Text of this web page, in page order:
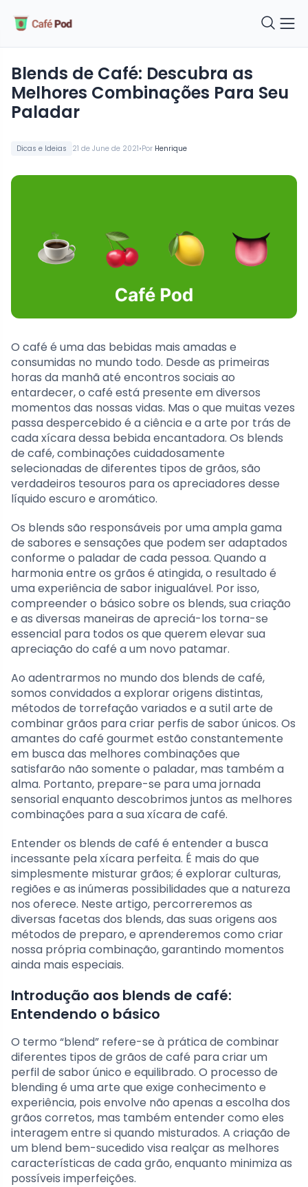
Dicas e Ideias 21 de June de 2021•Por Henrique
Blends de Café: Descubra as
Melhores Combinações Para Seu
Paladar
O café é uma das bebidas mais amadas e
consumidas no mundo todo. Desde as primeiras
horas da manhã até encontros sociais ao
entardecer, o café está presente em diversos
momentos das nossas vidas. Mas o que muitas vezes
passa despercebido é a ciência e a arte por trás de
cada xícara dessa bebida encantadora. Os blends
de café, combinações cuidadosamente
selecionadas de diferentes tipos de grãos, são
verdadeiros tesouros para os apreciadores desse
líquido escuro e aromático.
Os blends são responsáveis por uma ampla gama
de sabores e sensações que podem ser adaptados
conforme o paladar de cada pessoa. Quando a
harmonia entre os grãos é atingida, o resultado é
uma experiência de sabor inigualável. Por isso,
compreender o básico sobre os blends, sua criação
e as diversas maneiras de apreciá-los torna-se
essencial para todos os que querem elevar sua
apreciação do café a um novo patamar.
Ao adentrarmos no mundo dos blends de café,
somos convidados a explorar origens distintas,
métodos de torrefação variados e a sutil arte de
combinar grãos para criar perfis de sabor únicos. Os
amantes do café gourmet estão constantemente
em busca das melhores combinações que
satisfarão não somente o paladar, mas também a
alma. Portanto, prepare-se para uma jornada
sensorial enquanto descobrimos juntos as melhores
combinações para a sua xícara de café.
Entender os blends de café é entender a busca
incessante pela xícara perfeita. É mais do que
simplesmente misturar grãos; é explorar culturas,
regiões e as inúmeras possibilidades que a natureza
nos oferece. Neste artigo, percorreremos as
diversas facetas dos blends, das suas origens aos
métodos de preparo, e aprenderemos como criar
nossa própria combinação, garantindo momentos
ainda mais especiais.
Introdução aos blends de café:
Entendendo o básico
O termo “blend” refere-se à prática de combinar
diferentes tipos de grãos de café para criar um
perfil de sabor único e equilibrado. O processo de
blending é uma arte que exige conhecimento e
experiência, pois envolve não apenas a escolha dos
grãos corretos, mas também entender como eles
interagem entre si quando misturados. A criação de
um blend bem-sucedido visa realçar as melhores
características de cada grão, enquanto minimiza as
possíveis imperfeições.